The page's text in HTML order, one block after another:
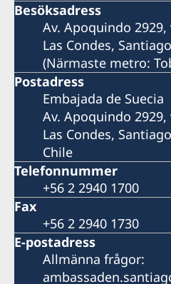
Besöksadress
Av. Apoquindo
Las Condes,
(Närmaste metro:
Postadress
Embajada de Suecia
Av. Apoquindo
Las Condes,
Chile
Telefonnummer
+56 2 2940 1700
Fax
+56 2 2940 1730
E-postadress
Allmänna frågor: